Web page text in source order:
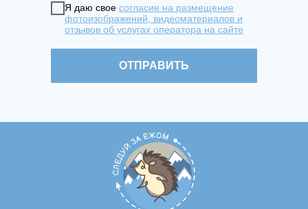
Я даю свое согласие на размещение
фотоизображений, видеоматериалов и
отзывов об услугах оператора на сайте
ОТПРАВИТЬ